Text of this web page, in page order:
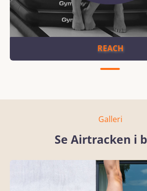
REACH
Galleri
Se Airtracken i